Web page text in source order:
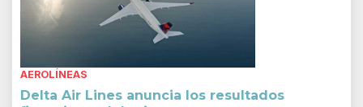
AEROLÍNEAS
Delta Air Lines anuncia los resultados